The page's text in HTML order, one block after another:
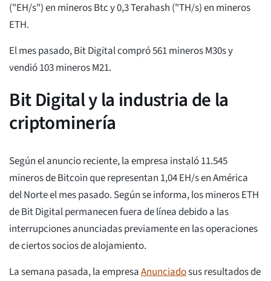
("EH/s") en mineros Btc y 0,3 Terahash ("TH/s) en mineros
ETH.
El mes pasado, Bit Digital compró 561 mineros M30s y
vendió 103 mineros M21.
Bit Digital y la industria de la
criptominería
Según el anuncio reciente, la empresa instaló 11.545
mineros de Bitcoin que representan 1,04 EH/s en América
del Norte el mes pasado. Según se informa, los mineros ETH
de Bit Digital permanecen fuera de línea debido a las
interrupciones anunciadas previamente en las operaciones
de ciertos socios de alojamiento.
La semana pasada, la empresaAnunciadosus resultados de